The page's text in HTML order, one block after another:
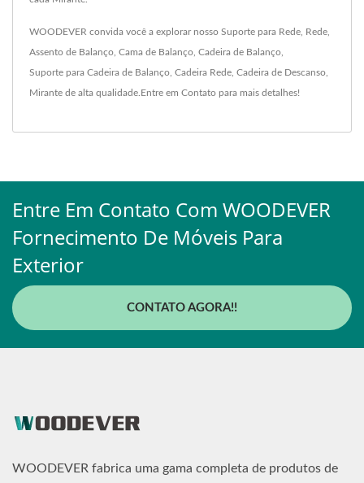
WOODEVER convida você a explorar nosso Suporte para Rede Rede
Assento de Balanço Cama de Balanço Cadeira de Balanço
Suporte para Cadeira de Balanço Cadeira Rede Cadeira de Descanso
Mirante de alta qualidade. Entre em Contato para mais detalhes!
Entre Em Contato Com WOODEVER
Fornecimento De Móveis Para
Exterior
CONTATO AGORA!!
WOODEVER fabrica uma gama completa de produtos de